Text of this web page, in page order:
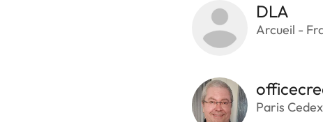
DLA
Arcueil -
Paris